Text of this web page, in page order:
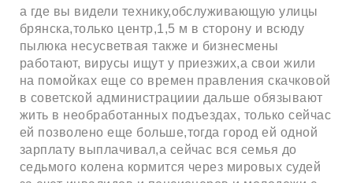
а где вы видели технику,обслуживающую улицы
брянска,только центр,1,5 м в сторону и всюду
пылюка несусветвая также и бизнесмены
работают, вирусы ищут у приезжих,а свои жили
на помойках еще со времен правления скачковой
в советской администрациии дальше обязывают
жить в необработанных подъездах, только сейчас
ей позволено еще больше,тогда город ей одной
зарплату выплачивал,а сейчас вся семья до
седьмого колена кормится через мировых судей